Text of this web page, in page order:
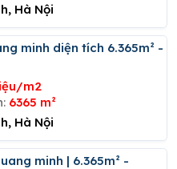
Hà Nội
m2
6365 m²
Hà Nội